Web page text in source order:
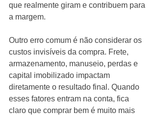
que realmente giram e contribuem para
a margem.
Outro erro comum é não considerar os
custos invisíveis da compra. Frete,
armazenamento, manuseio, perdas e
capital imobilizado impactam
diretamente o resultado final. Quando
esses fatores entram na conta, fica
claro que comprar bem é muito mais